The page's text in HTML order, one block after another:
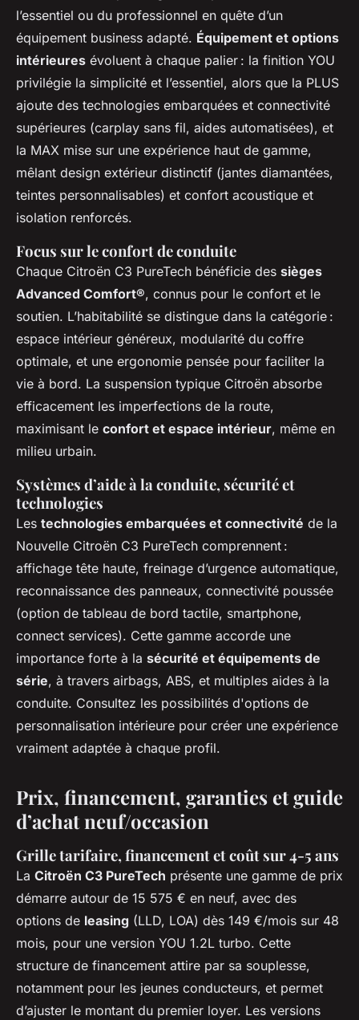
l’essentiel ou du professionnel en quête d’un
équipement business adapté. Équipement et options
intérieures évoluent à chaque palier : la finition YOU
privilégie la simplicité et l’essentiel, alors que la PLUS
ajoute des technologies embarquées et connectivité
supérieures (carplay sans fil, aides automatisées), et
la MAX mise sur une expérience haut de gamme,
mêlant design extérieur distinctif (jantes diamantées,
teintes personnalisables) et confort acoustique et
isolation renforcés.
Focus sur le confort de conduite
Chaque Citroën C3 PureTech bénéficie des sièges
Advanced Comfort®, connus pour le confort et le
soutien. L’habitabilité se distingue dans la catégorie :
espace intérieur généreux, modularité du coffre
optimale, et une ergonomie pensée pour faciliter la
vie à bord. La suspension typique Citroën absorbe
efficacement les imperfections de la route,
maximisant le confort et espace intérieur, même en
milieu urbain.
Systèmes d’aide à la conduite, sécurité et
technologies
Les technologies embarquées et connectivité de la
Nouvelle Citroën C3 PureTech comprennent :
affichage tête haute, freinage d’urgence automatique,
reconnaissance des panneaux, connectivité poussée
(option de tableau de bord tactile, smartphone,
connect services). Cette gamme accorde une
importance forte à la sécurité et équipements de
série, à travers airbags, ABS, et multiples aides à la
conduite. Consultez les possibilités d'options de
personnalisation intérieure pour créer une expérience
vraiment adaptée à chaque profil.
Prix, financement, garanties et guide
d’achat neuf/occasion
Grille tarifaire, financement et coût sur 4-5 ans
La Citroën C3 PureTech présente une gamme de prix
démarre autour de 15 575 € en neuf, avec des
options de leasing (LLD, LOA) dès 149 €/mois sur 48
mois, pour une version YOU 1.2L turbo. Cette
structure de financement attire par sa souplesse,
notamment pour les jeunes conducteurs, et permet
d’ajuster le montant du premier loyer. Les versions